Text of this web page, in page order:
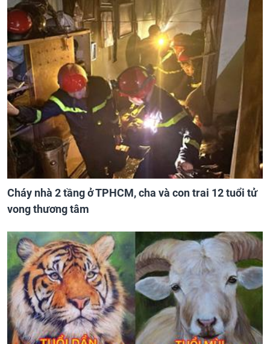
Cháy nhà 2 tầng ở TPHCM, cha và con trai 12 tuổi tử
vong thương tâm